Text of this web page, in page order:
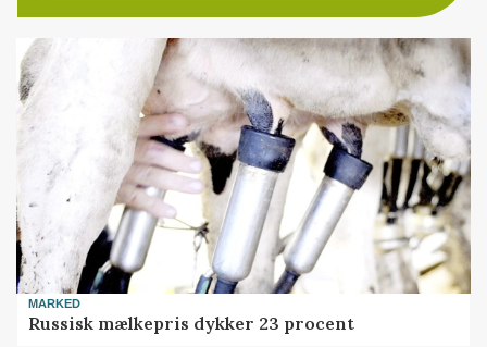
MARKED
Russisk mælkepris dykker 23 procent